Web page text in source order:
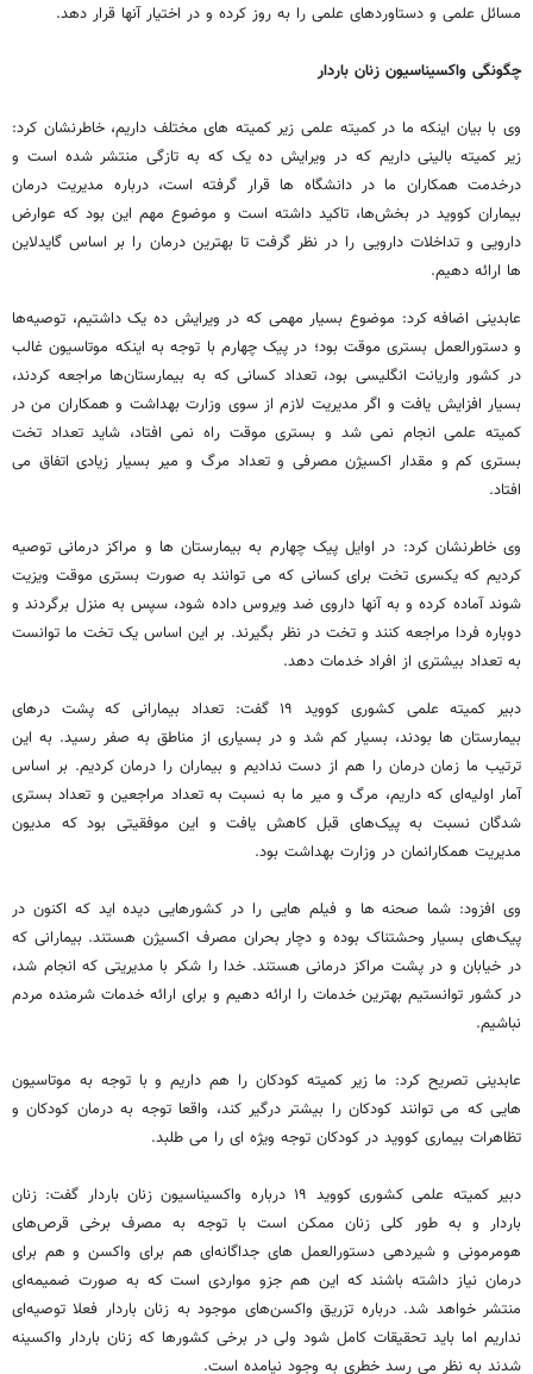
مسائل علمی و دستاوردهای علمی را به روز کرده و در اختیار آنها قرار دهد.
چگونگی واکسیناسیون زنان باردار
وی با بیان اینکه ما در کمیته علمی زیر کمیته‌ های مختلف داریم، خاطرنشان کرد:
زیر کمیته بالینی داریم که در ویرایش ده یک که به تازگی منتشر شده است و
درخدمت همکاران ما در دانشگاه ها قرار گرفته است، درباره مدیریت درمان
بیماران کووید در بخش‌ها، تاکید داشته است و موضوع مهم این بود که عوارض
دارویی و تداخلات دارویی را در نظر گرفت تا بهترین درمان را بر اساس گایدلاین
‌ها ارائه دهیم.
عابدینی اضافه کرد: موضوع بسیار مهمی که در ویرایش ده یک داشتیم، توصیه‌ها
و دستورالعمل بستری موقت بود؛ در پیک چهارم با توجه به اینکه موتاسیون غالب
در کشور واریانت انگلیسی بود، تعداد کسانی که به بیمارستان‌ها مراجعه کردند،
بسیار افزایش یافت و اگر مدیریت لازم از سوی وزارت بهداشت و همکاران من در
کمیته علمی انجام نمی ‌شد و بستری موقت راه نمی ‌افتاد، شاید تعداد تخت
بستری کم و مقدار اکسیژن مصرفی و تعداد مرگ و میر بسیار زیادی اتفاق می
افتاد.
وی خاطرنشان کرد: در اوایل پیک چهارم به بیمارستان‌ ها و مراکز درمانی توصیه
کردیم که یکسری تخت برای کسانی که می‌ توانند به صورت بستری موقت ویزیت
شوند آماده کرده و به آنها داروی ضد ویروس داده شود، سپس به منزل برگردند و
دوباره فردا مراجعه کنند و تخت در نظر بگیرند. بر این اساس یک تخت ما توانست
به تعداد بیشتری از افراد خدمات دهد.
دبیر کمیته علمی کشوری کووید ۱۹ گفت: تعداد بیمارانی که پشت درهای
بیمارستان‌ ها بودند، بسیار کم شد و در بسیاری از مناطق به صفر رسید. به این
ترتیب ما زمان درمان را هم از دست ندادیم و بیماران را درمان کردیم. بر اساس
آمار اولیه‌ای که داریم، مرگ و میر ما به نسبت به تعداد مراجعین و تعداد بستری
‌شدگان نسبت به پیک‌های قبل کاهش یافت و این موفقیتی بود که مدیون
مدیریت همکارانمان در وزارت بهداشت بود.
وی افزود: شما صحنه‌ ها و فیلم‌ هایی را در کشورهایی دیده اید که اکنون در
پیک‌های بسیار وحشتناک بوده و دچار بحران مصرف اکسیژن هستند. بیمارانی که
در خیابان و در پشت مراکز درمانی هستند. خدا را شکر با مدیریتی که انجام شد،
در کشور توانستیم بهترین خدمات را ارائه دهیم و برای ارائه خدمات شرمنده مردم
نباشیم.
عابدینی تصریح کرد: ما زیر کمیته کودکان را هم داریم و با توجه به موتاسیون‌
هایی که می‌ توانند کودکان را بیشتر درگیر کند، واقعا توجه به درمان کودکان و
تظاهرات بیماری کووید در کودکان توجه ویژه ای را می ‌طلبد.
دبیر کمیته علمی کشوری کووید ۱۹ درباره واکسیناسیون زنان باردار گفت: زنان
باردار و به طور کلی زنان ممکن است با توجه به مصرف برخی قرص‌های
هومرمونی و شیردهی دستورالعمل های جداگانه‌ای هم برای واکسن و هم برای
درمان نیاز داشته باشند که این هم جزو مواردی است که به صورت ضمیمه‌ای
منتشر خواهد شد. درباره تزریق واکسن‌های موجود به زنان باردار فعلا توصیه‌ای
نداریم اما باید تحقیقات کامل شود ولی در برخی کشورها که زنان باردار واکسینه
شدند به نظر می ‌رسد خطری به وجود نیامده است.